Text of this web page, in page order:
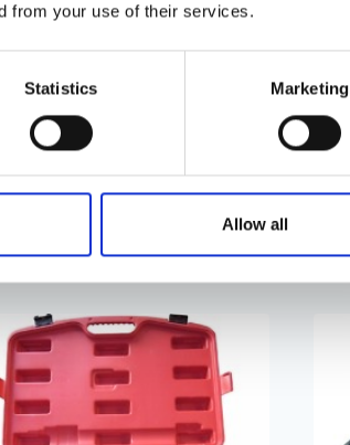
from your use of their services.
Statistics Marketing
Allow all